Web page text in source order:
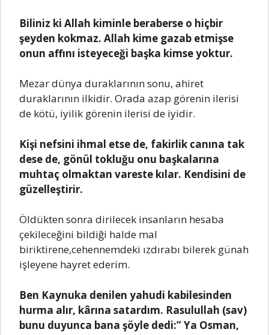
Biliniz ki Allah kiminle beraberse o hiçbir
şeyden kokmaz. Allah kime gazab etmişse
onun affını isteyeceği başka kimse yoktur.
Mezar dünya duraklarının sonu, ahiret
duraklarının ilkidir. Orada azap görenin ilerisi
de kötü, iyilik görenin ilerisi de iyidir.
Kişi nefsini ihmal etse de, fakirlik canına tak
dese de, gönül tokluğu onu başkalarına
muhtaç olmaktan vareste kılar. Kendisini de
güzelleştirir.
Öldükten sonra dirilecek insanların hesaba
çekileceğini bildiği halde mal
biriktirene,cehennemdeki ızdırabı bilerek günah
işleyene hayret ederim.
Ben Kaynuka denilen yahudi kabilesinden
hurma alır, kârına satardım. Rasulullah (sav)
bunu duyunca bana şöyle dedi:” Ya Osman,